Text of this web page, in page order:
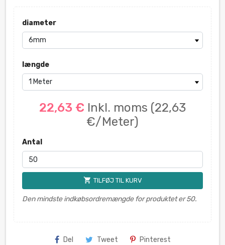
diameter
længde
22,63 € Inkl. moms (22,63
€/Meter)
Antal
shopping_cart TILFØJ TIL KURV
Den mindste indkøbsordremængde for produktet er 50.
Del Tweet Pinterest